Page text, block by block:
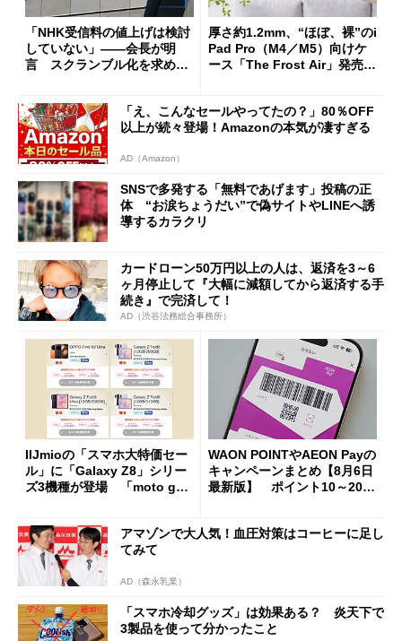
「NHK受信料の値上げは検討
していない」――会長が明
言 スクランブル化を求める
厚さ約1.2mm、“ほぼ、裸”のi
Pad Pro（M4／M5）向けケ
ース「The Frost Air」発売
「え、こんなセールやってたの？」80％OFF
以上が続々登場！Amazonの本気が凄すぎる
AD（Amazon）
SNSで多発する「無料であげます」投稿の正
体 “お涙ちょうだい”で偽サイトやLINEへ誘
導するカラクリ
カードローン50万円以上の人は、返済を3～6
ヶ月停止して『大幅に減額してから返済する手
続き』で完済して！
AD（渋谷法務総合事務所）
IIJmioの「スマホ大特価セー
ル」に「Galaxy Z8」シリー
ズ3機種が登場 「moto g37
WAON POINTやAEON Payの
キャンペーンまとめ【8月6日
最新版】 ポイント10～20倍
アマゾンで大人気！血圧対策はコーヒーに足し
てみて
AD（森永乳業）
「スマホ冷却グッズ」は効果ある？ 炎天下で
3製品を使って分かったこと